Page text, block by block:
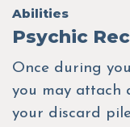
Abilities
Psychic
Once during
you may attach
your discard